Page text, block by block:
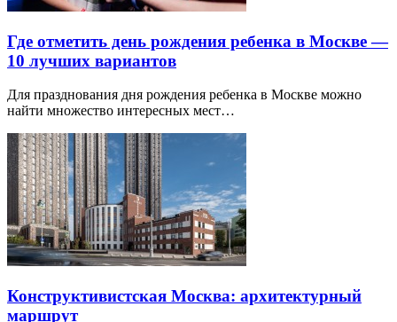
Где отметить день рождения ребенка в Москве —
10 лучших вариантов
Для празднования дня рождения ребенка в Москве можно
найти множество интересных мест…
Конструктивистская Москва: архитектурный
маршрут